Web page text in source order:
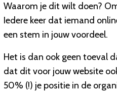
Waarom je dit wilt doen?
Iedere keer dat iemand
een stem in jouw voordeel.
Het is dan ook geen toeval
dat dit voor jouw website
50% (!) je positie in de